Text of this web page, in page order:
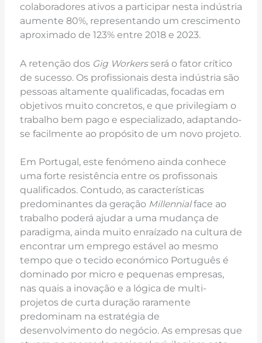
colaboradores ativos a participar nesta indústria
aumente 80%, representando um crescimento
aproximado de 123% entre 2018 e 2023.
A retenção dos Gig Workersserá o fator crítico
de sucesso. Os profissionais desta indústria são
pessoas altamente qualificadas, focadas em
objetivos muito concretos, e que privilegiam o
trabalho bem pago e especializado, adaptando-
se facilmente ao propósito de um novo projeto.
Em Portugal, este fenómeno ainda conhece
uma forte resistência entre os profissonais
qualificados. Contudo, as características
predominantes da geração Millennialface ao
trabalho poderá ajudar a uma mudança de
paradigma, ainda muito enraízado na cultura de
encontrar um emprego estável ao mesmo
tempo que o tecido económico Português é
dominado por micro e pequenas empresas,
nas quais a inovação e a lógica de multi-
projetos de curta duração raramente
predominam na estratégia de
desenvolvimento do negócio. As empresas que